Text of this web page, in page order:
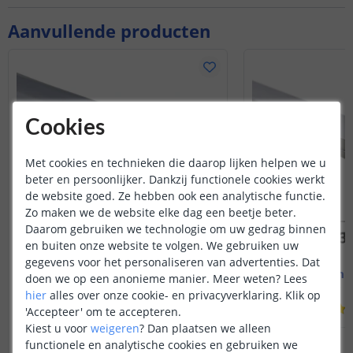
Aanvullende producten
Led strip profiel breed
19 mm - compleet 1M
(8 reviews)
OP VOORRAAD 14,95
1M -
Opbouw -
OP VOORRAAD
Cookies
Met cookies en technieken die daarop lijken helpen we u
beter en persoonlijker. Dankzij functionele cookies werkt
de website goed. Ze hebben ook een analytische functie.
Zo maken we de website elke dag een beetje beter.
Daarom gebruiken we technologie om uw gedrag binnen
en buiten onze website te volgen. We gebruiken uw
gegevens voor het personaliseren van advertenties. Dat
doen we op een anonieme manier. Meer weten? Lees
hier alles over onze cookie- en privacyverklaring. Klik op
'Accepteer' om te accepteren.
Kiest u voor weigeren? Dan plaatsen we alleen
functionele en analytische cookies en gebruiken we